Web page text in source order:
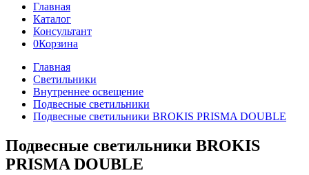
Главная
Каталог
Консультант
0Корзина
Главная
Светильники
Внутреннее освещение
Подвесные светильники
Подвесные светильники BROKIS PRISMA DOUBLE
Подвесные светильники BROKIS
PRISMA DOUBLE